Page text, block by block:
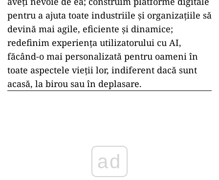
pentru a ajuta toate industriile și organizațiile să
devină mai agile, eficiente și dinamice;
redefinim experiența utilizatorului cu AI,
făcând-o mai personalizată pentru oameni în
toate aspectele vieții lor, indiferent dacă sunt
acasă, la birou sau în deplasare.
ad